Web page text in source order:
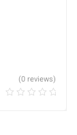
(0 reviews)